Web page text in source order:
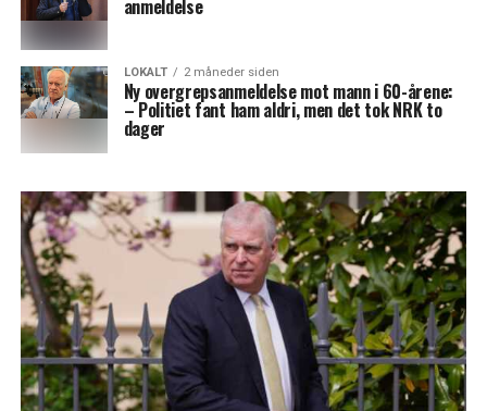
anmeldelse
LOKALT 2 måneder siden
Ny overgrepsanmeldelse mot mann i 60-årene:
– Politiet fant ham aldri, men det tok NRK to
dager